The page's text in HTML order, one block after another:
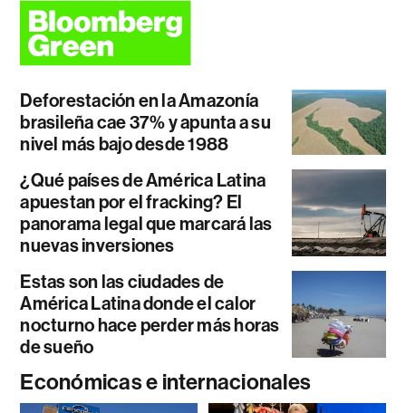
Deforestación en la Amazonía
brasileña cae 37% y apunta a su
nivel más bajo desde 1988
¿Qué países de América Latina
apuestan por el fracking? El
panorama legal que marcará las
nuevas inversiones
Estas son las ciudades de
América Latina donde el calor
nocturno hace perder más horas
de sueño
Económicas e internacionales